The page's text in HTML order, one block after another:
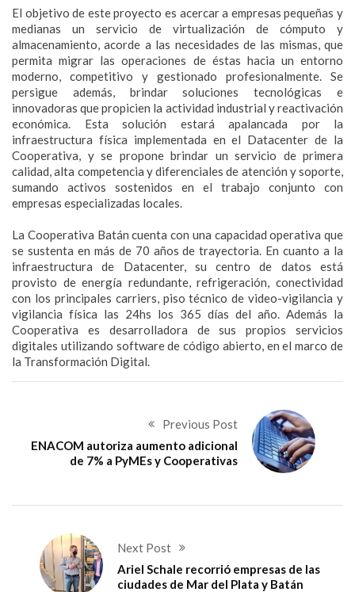
El objetivo de este proyecto es acercar a empresas pequeñas y
medianas un servicio de virtualización de cómputo y
almacenamiento, acorde a las necesidades de las mismas, que
permita migrar las operaciones de éstas hacia un entorno
moderno, competitivo y gestionado profesionalmente. Se
persigue además, brindar soluciones tecnológicas e
innovadoras que propicien la actividad industrial y reactivación
económica. Esta solución estará apalancada por la
infraestructura física implementada en el Datacenter de la
Cooperativa, y se propone brindar un servicio de primera
calidad, alta competencia y diferenciales de atención y soporte,
sumando activos sostenidos en el trabajo conjunto con
empresas especializadas locales.
La Cooperativa Batán cuenta con una capacidad operativa que
se sustenta en más de 70 años de trayectoria. En cuanto a la
infraestructura de Datacenter, su centro de datos está
provisto de energía redundante, refrigeración, conectividad
con los principales carriers, piso técnico de video-vigilancia y
vigilancia física las 24hs los 365 días del año. Además la
Cooperativa es desarrolladora de sus propios servicios
digitales utilizando software de código abierto, en el marco de
la Transformación Digital.
Previous Post
ENACOM autoriza aumento adicional
de 7% a PyMEs y Cooperativas
Next Post
Ariel Schale recorrió empresas de las
ciudades de Mar del Plata y Batán